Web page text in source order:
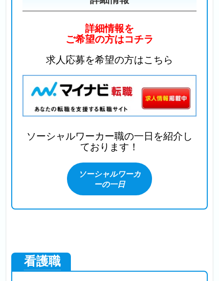
詳細情報を
ご希望の方はコチラ
求人応募を希望の方はこちら
ソーシャルワーカー職の一日を紹介し
ております！
ソーシャルワーカ
ーの一日
看護職